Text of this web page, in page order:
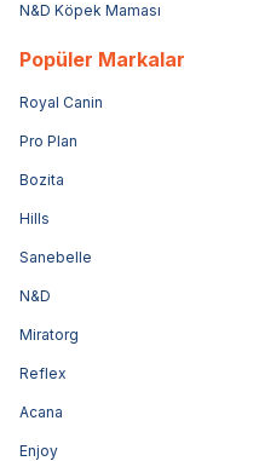
N&D Köpek Maması
Popüler Markalar
Royal Canin
Pro Plan
Bozita
Hills
Sanebelle
N&D
Miratorg
Reflex
Acana
Enjoy